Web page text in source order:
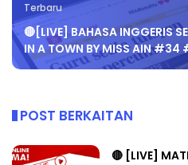
Terbaru
🔴[LIVE] BAHASA INGGERIS
IN A TOWN BY MISS AIN #34
POST BERKAITAN
🔴 [LIVE]